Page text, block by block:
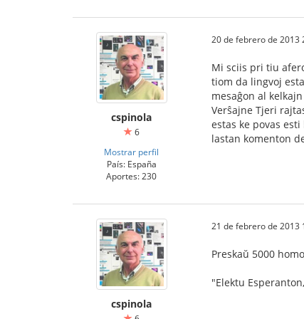
cspinola
6
Mostrar perfil
País: España
Aportes: 230
20 de febrero de 2013
Mi sciis pri tiu
tiom da lingvoj
mesaĝon al
Verŝajne Tjeri
estas ke povas
lastan komenton
cspinola
21 de febrero de 2013
Preskaŭ 5000
"Elektu